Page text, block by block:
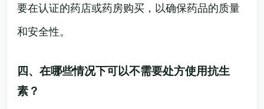
要在认证的药店或药房购买，以确保药品的质量
和安全性。
四、在哪些情况下可以不需要处方使用抗生
素？